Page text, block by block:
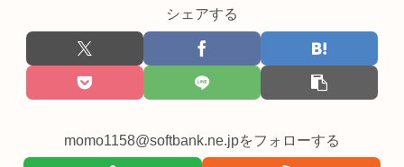
シェアする
momo1158@softbank.ne.jpをフォローする